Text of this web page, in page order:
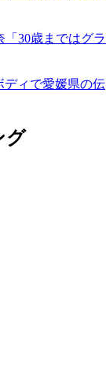
30歳まではグラ
ディで愛媛県の伝
グ